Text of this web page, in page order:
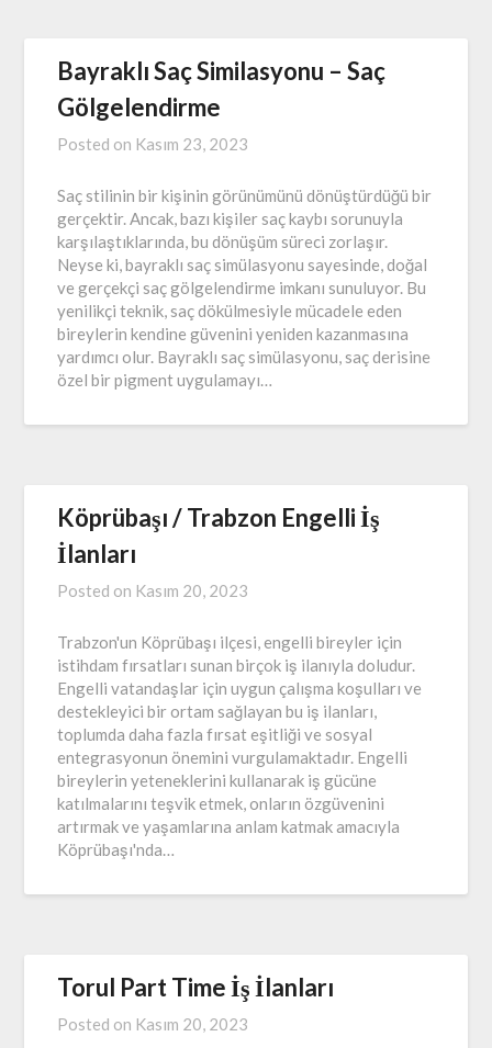
Bayraklı Saç Similasyonu – Saç
Gölgelendirme
Posted on Kasım 23, 2023
Saç stilinin bir kişinin görünümünü dönüştürdüğü bir
gerçektir. Ancak, bazı kişiler saç kaybı sorunuyla
karşılaştıklarında, bu dönüşüm süreci zorlaşır.
Neyse ki, bayraklı saç simülasyonu sayesinde, doğal
ve gerçekçi saç gölgelendirme imkanı sunuluyor. Bu
yenilikçi teknik, saç dökülmesiyle mücadele eden
bireylerin kendine güvenini yeniden kazanmasına
yardımcı olur. Bayraklı saç simülasyonu, saç derisine
özel bir pigment uygulamayı…
Köprübaşı / Trabzon Engelli İş
İlanları
Posted on Kasım 20, 2023
Trabzon'un Köprübaşı ilçesi, engelli bireyler için
istihdam fırsatları sunan birçok iş ilanıyla doludur.
Engelli vatandaşlar için uygun çalışma koşulları ve
destekleyici bir ortam sağlayan bu iş ilanları,
toplumda daha fazla fırsat eşitliği ve sosyal
entegrasyonun önemini vurgulamaktadır. Engelli
bireylerin yeteneklerini kullanarak iş gücüne
katılmalarını teşvik etmek, onların özgüvenini
artırmak ve yaşamlarına anlam katmak amacıyla
Köprübaşı'nda…
Torul Part Time İş İlanları
Posted on Kasım 20, 2023